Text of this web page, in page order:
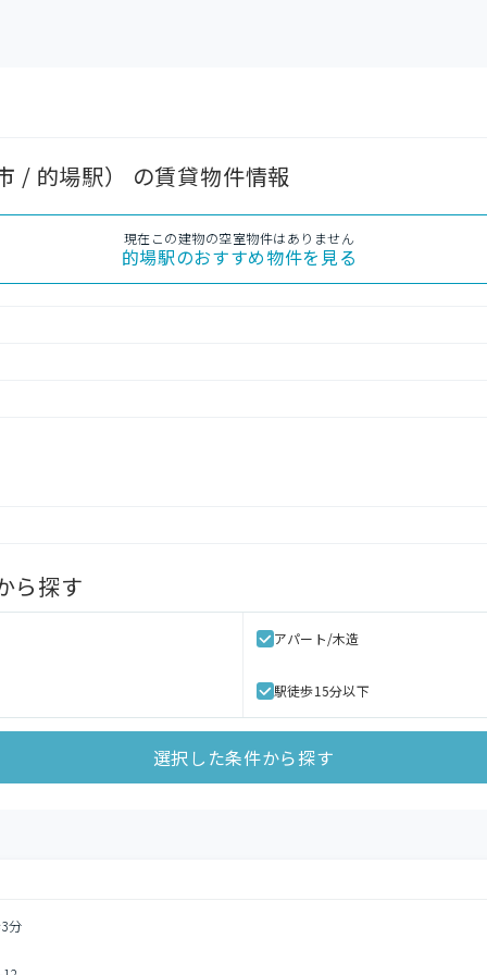
/ 的場駅） の賃貸物件情報
現在この建物の空室物件はありません
的場駅のおすすめ物件を見る
ら探す
アパート/木造
駅徒歩15分以下
選択した条件から探す
分